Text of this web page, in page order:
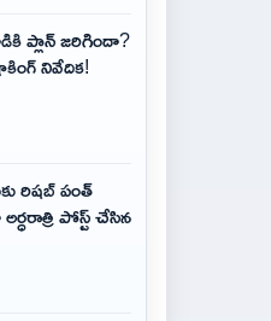
ప్లాన్‌ జరిగిందా?
నివేదిక!
రిషబ్ పంత్
పోస్ట్ చేసిన